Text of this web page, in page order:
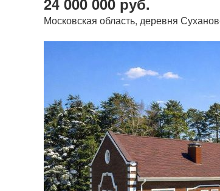
Московская область, деревня